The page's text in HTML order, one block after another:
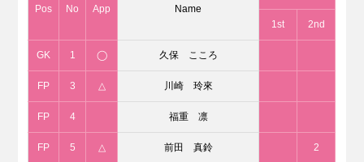
Pos No App Name
1st 2nd
GK 1 ◯ 久保 こころ
FP 3 △ 川崎 玲來
FP 4 福重 凛
FP 5 △ 前田 真鈴 2